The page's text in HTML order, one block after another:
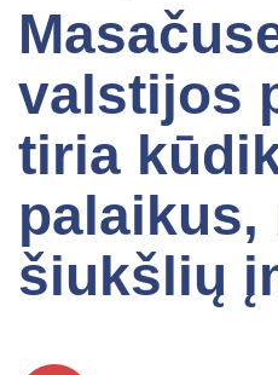
valstijos
tiria
palaikus,
šiukšlių